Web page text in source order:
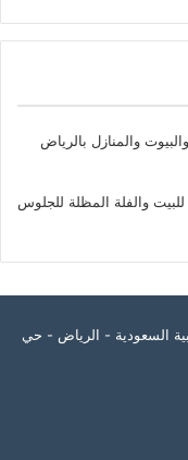
والمنازل بالرياض
والفلة المظلة للجلوس
السعودية - الرياض - حي